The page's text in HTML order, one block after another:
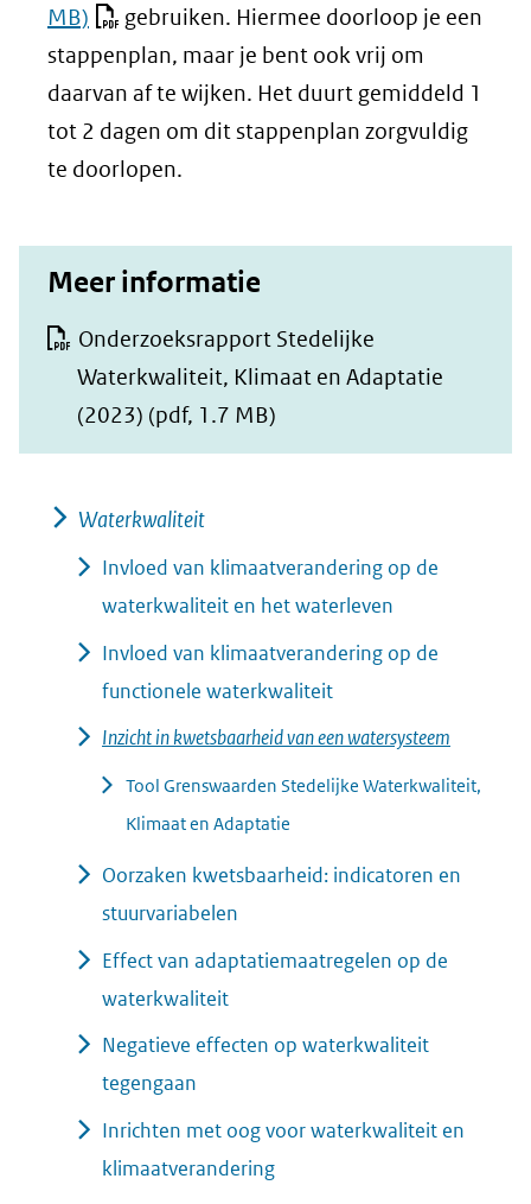
MB)
gebruiken. Hiermee doorloop je een
stappenplan, maar je bent ook vrij om
daarvan af te wijken. Het duurt gemiddeld 1
tot 2 dagen om dit stappenplan zorgvuldig
te doorlopen.
Meer informatie
Onderzoeksrapport Stedelijke
Waterkwaliteit, Klimaat en Adaptatie
(2023) (pdf, 1.7 MB)
Waterkwaliteit
Invloed van klimaatverandering op de
waterkwaliteit en het waterleven
Invloed van klimaatverandering op de
functionele waterkwaliteit
Inzicht in kwetsbaarheid van een watersysteem
Tool Grenswaarden Stedelijke Waterkwaliteit,
Klimaat en Adaptatie
Oorzaken kwetsbaarheid: indicatoren en
stuurvariabelen
Effect van adaptatiemaatregelen op de
waterkwaliteit
Negatieve effecten op waterkwaliteit
tegengaan
Inrichten met oog voor waterkwaliteit en
klimaatverandering